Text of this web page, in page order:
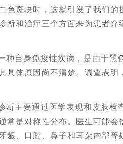
色斑块时，这就引发了我们
断和治疗三个方面来为患者介
种自身免疫性疾病，是由于
具体原因尚不清楚。调查表明
断主要通过医学表现和皮肤检
常是对称性分布。医生可能
龈、口腔、鼻子和耳朵内部等